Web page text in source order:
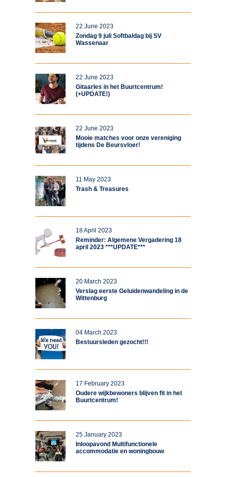
22 June 2023
Zondag 9 juli Softbaldag bij SV
Wassenaar
22 June 2023
Gitaarles in het Buurtcentrum!
(+UPDATE!)
22 June 2023
Mooie matches voor onze vereniging
tijdens De Beursvloer!
11 May 2023
Trash & Treasures
18 April 2023
Reminder: Algemene Vergadering 18
april 2023 ***UPDATE***
20 March 2023
Verslag eerste Geluidenwandeling in de
Wittenburg
04 March 2023
Bestuursleden gezocht!!!
17 February 2023
Oudere wijkbewoners blijven fit in het
Buurtcentrum!
25 January 2023
Inloopavond Multifunctionele
accommodatie en woningbouw